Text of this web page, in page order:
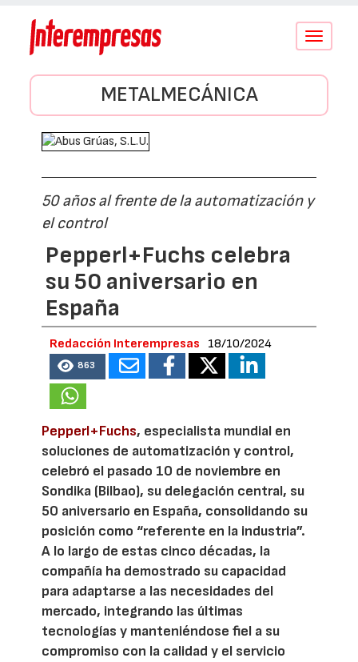
Conmutar
METALMECÁNICA
50 años al frente de la automatización y
el control
Pepperl+Fuchs celebra
su 50 aniversario en
España
Redacción Interempresas 18/10/2024
863
Pepperl+Fuchs, especialista mundial en
soluciones de automatización y control,
celebró el pasado 10 de noviembre en
Sondika (Bilbao), su delegación central, su
50 aniversario en España, consolidando su
posición como “referente en la industria”.
A lo largo de estas cinco décadas, la
compañía ha demostrado su capacidad
para adaptarse a las necesidades del
mercado, integrando las últimas
tecnologías y manteniéndose fiel a su
compromiso con la calidad y el servicio